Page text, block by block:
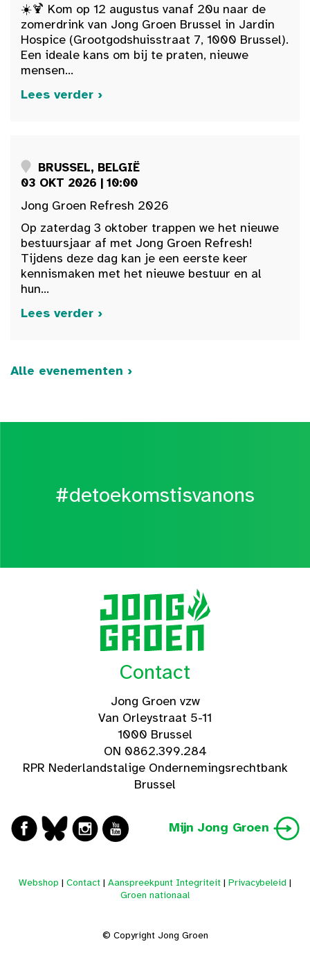
☀️🍹 Kom op 12 augustus vanaf 20u naar de
zomerdrink van Jong Groen Brussel in Jardin
Hospice (Grootgodshuisstraat 7, 1000 Brussel).
Een ideale kans om bij te praten, nieuwe
mensen...
Lees verder ›
BRUSSEL, BELGIË
03 OKT 2026 | 10:00
Jong Groen Refresh 2026
Op zaterdag 3 oktober trappen we het nieuwe
bestuursjaar af met Jong Groen Refresh!
Tijdens deze dag kan je een eerste keer
kennismaken met het nieuwe bestuur en al
hun...
Lees verder ›
Alle evenementen ›
#detoekomstisvanons
Contact
Jong Groen vzw
Van Orleystraat 5-11
1000 Brussel
ON 0862.399.284
RPR Nederlandstalige Ondernemingsrechtbank
Brussel
Mijn Jong Groen
Webshop | Contact | Aanspreekpunt Integriteit | Privacybeleid |
Groen nationaal
© Copyright Jong Groen